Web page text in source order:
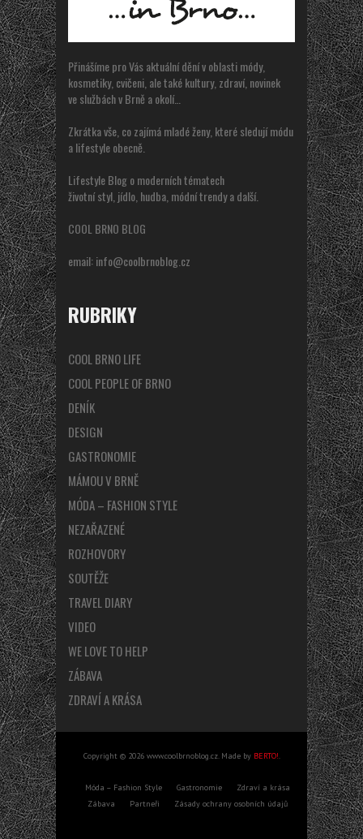
Přinášíme pro Vás aktuální dění v oblasti módy,
kosmetiky, cvičeni, ale také kultury, zdraví, novinek
ve službách v Brně a okolí…
Zkrátka vše, co zajímá mladé ženy, které sledují módu
a lifestyle obecně.
Lifestyle Blog o moderních tématech
životní styl, jídlo, hudba, módní trendy a další.
COOL BRNO BLOG
email:info@coolbrnoblog.cz
RUBRIKY
COOL BRNO LIFE
COOL PEOPLE OF BRNO
DENÍK
DESIGN
GASTRONOMIE
MÁMOU V BRNĚ
MÓDA – FASHION STYLE
NEZAŘAZENÉ
ROZHOVORY
SOUTĚŽE
TRAVEL DIARY
VIDEO
WE LOVE TO HELP
ZÁBAVA
ZDRAVÍ A KRÁSA
Copyright © 2026 www.coolbrnoblog.cz. Made by BERTO!.
Móda – Fashion Style Gastronomie
Zdraví a krása
Zábava
Partneři Zásady ochrany osobních údajů